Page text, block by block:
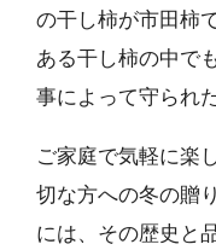
の干し柿が市田柿
ある干し柿の中で
事によって守られ
ご家庭で気軽に楽
切な方への冬の贈
には、その歴史と